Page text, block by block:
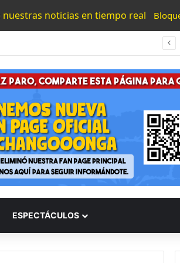
noticias en tiempo real
ESPECTÁCULOS